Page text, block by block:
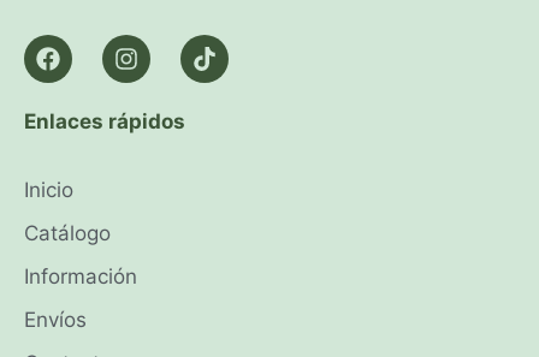
Enlaces rápidos
Inicio
Catálogo
Información
Envíos